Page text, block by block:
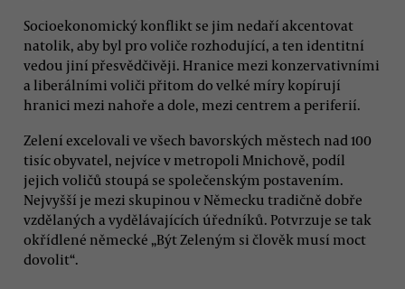
Socioekonomický konflikt se jim nedaří akcentovat
natolik, aby byl pro voliče rozhodující, a ten identitní
vedou jiní přesvědčivěji. Hranice mezi konzervativními
a liberálními voliči přitom do velké míry kopírují
hranici mezi nahoře a dole, mezi centrem a periferií.
Zelení excelovali ve všech bavorských městech nad 100
tisíc obyvatel, nejvíce v metropoli Mnichově, podíl
jejich voličů stoupá se společenským postavením.
Nejvyšší je mezi skupinou v Německu tradičně dobře
vzdělaných a vydělávajících úředníků. Potvrzuje se tak
okřídlené německé „Být Zeleným si člověk musí moct
dovolit“.